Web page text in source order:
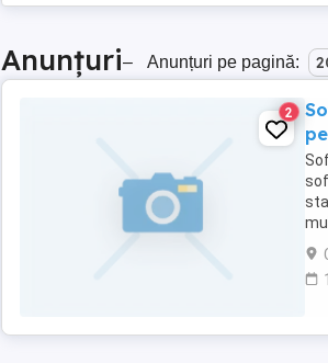
Anunțuri– Anunțuri pe pagină:
2